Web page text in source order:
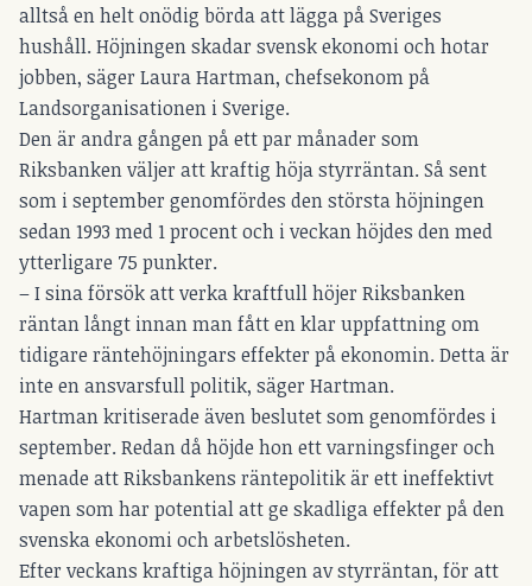
alltså en helt onödig börda att lägga på Sveriges
hushåll. Höjningen skadar svensk ekonomi och hotar
jobben, säger Laura Hartman, chefsekonom på
Landsorganisationen i Sverige.
Den är andra gången på ett par månader som
Riksbanken väljer att kraftig höja styrräntan. Så sent
som i september genomfördes den största höjningen
sedan 1993 med 1 procent och i veckan höjdes den med
ytterligare 75 punkter.
– I sina försök att verka kraftfull höjer Riksbanken
räntan långt innan man fått en klar uppfattning om
tidigare räntehöjningars effekter på ekonomin. Detta är
inte en ansvarsfull politik, säger Hartman.
Hartman kritiserade även beslutet som genomfördes i
september. Redan då höjde hon ett varningsfinger och
menade att Riksbankens räntepolitik är ett ineffektivt
vapen som har potential att ge skadliga effekter på den
svenska ekonomi och arbetslösheten.
Efter veckans kraftiga höjningen av styrräntan, för att